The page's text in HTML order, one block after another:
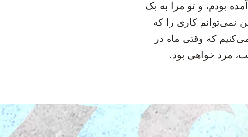
بودم، و تو مرا به یک
نمی‌توانم کاری را که
که وقتی ماه در
مرد خواهی بود.